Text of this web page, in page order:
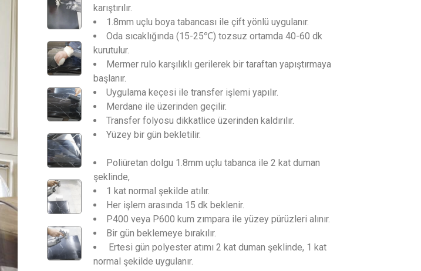
karıştırılır.
1.8mm uçlu boya tabancası ile çift yönlü uygulanır.
Oda sıcaklığında (15-25℃) tozsuz ortamda 40-60 dk
kurutulur.
Mermer rulo karşılıklı gerilerek bir taraftan yapıştırmaya
başlanır.
Uygulama keçesi ile transfer işlemi yapılır.
Merdane ile üzerinden geçilir.
Transfer folyosu dikkatlice üzerinden kaldırılır.
Yüzey bir gün bekletilir.
Poliüretan dolgu 1.8mm uçlu tabanca ile 2 kat duman
şeklinde,
1 kat normal şekilde atılır.
Her işlem arasında 15 dk beklenir.
P400 veya P600 kum zımpara ile yüzey pürüzleri alınır.
Bir gün beklemeye bırakılır.
Ertesi gün polyester atımı 2 kat duman şeklinde, 1 kat
normal şekilde uygulanır.